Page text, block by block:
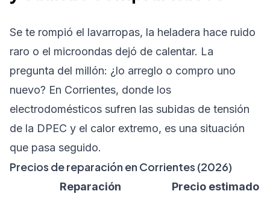
Se te rompió el lavarropas, la heladera hace ruido
raro o el microondas dejó de calentar. La
pregunta del millón: ¿lo arreglo o compro uno
nuevo? En Corrientes, donde los
electrodomésticos sufren las subidas de tensión
de la DPEC y el calor extremo, es una situación
que pasa seguido.
Precios de reparación en Corrientes (2026)
Reparación Precio estimado